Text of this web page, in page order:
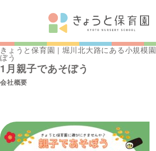
きょうと保育園 | 堀川北大路にある小規模園
ぼう
1月親子であそぼう
会社概要